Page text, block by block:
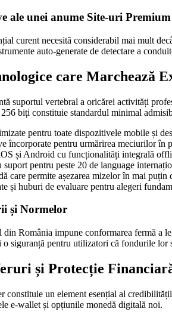
ale unei anume Site-uri Premium
curent necesită considerabil mai mult
auto-generate de detectare a
care Marchează
suportul vertebral a oricărei activități
biți constituie standardul minimal
pentru toate dispozitivele mobile și
încorporate pentru urmărirea meciurilor în
și Android cu funcționalități integrală
pentru peste 20 de language
care permite așezarea mizelor în mai puțin
și huburi de evaluare pentru alegeri
și Normelor
România impune conformarea fermă a
siguranță pentru utilizatori că fondurile
și Protecție
constituie un element esențial al
e-wallet și opțiunile monedă digitală noi.